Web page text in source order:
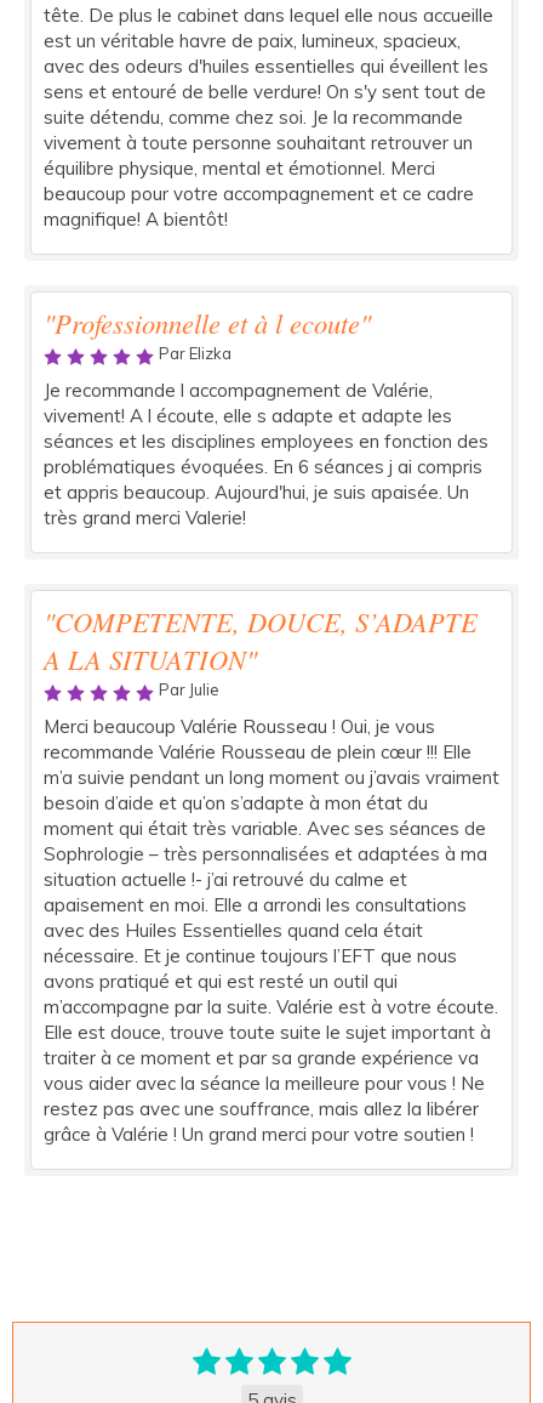
tête. De plus le cabinet dans lequel elle nous accueille
est un véritable havre de paix, lumineux, spacieux,
avec des odeurs d'huiles essentielles qui éveillent les
sens et entouré de belle verdure! On s'y sent tout de
suite détendu, comme chez soi. Je la recommande
vivement à toute personne souhaitant retrouver un
équilibre physique, mental et émotionnel. Merci
beaucoup pour votre accompagnement et ce cadre
magnifique! A bientôt!
"Professionnelle et à l ecoute"
Par Elizka
Je recommande l accompagnement de Valérie,
vivement! A l écoute, elle s adapte et adapte les
séances et les disciplines employees en fonction des
problématiques évoquées. En 6 séances j ai compris
et appris beaucoup. Aujourd'hui, je suis apaisée. Un
très grand merci Valerie!
"COMPETENTE, DOUCE, S’ADAPTE
A LA SITUATION"
Par Julie
Merci beaucoup Valérie Rousseau ! Oui, je vous
recommande Valérie Rousseau de plein cœur !!! Elle
m’a suivie pendant un long moment ou j’avais vraiment
besoin d’aide et qu’on s’adapte à mon état du
moment qui était très variable. Avec ses séances de
Sophrologie – très personnalisées et adaptées à ma
situation actuelle !- j’ai retrouvé du calme et
apaisement en moi. Elle a arrondi les consultations
avec des Huiles Essentielles quand cela était
nécessaire. Et je continue toujours l’EFT que nous
avons pratiqué et qui est resté un outil qui
m’accompagne par la suite. Valérie est à votre écoute.
Elle est douce, trouve toute suite le sujet important à
traiter à ce moment et par sa grande expérience va
vous aider avec la séance la meilleure pour vous ! Ne
restez pas avec une souffrance, mais allez la libérer
grâce à Valérie ! Un grand merci pour votre soutien !